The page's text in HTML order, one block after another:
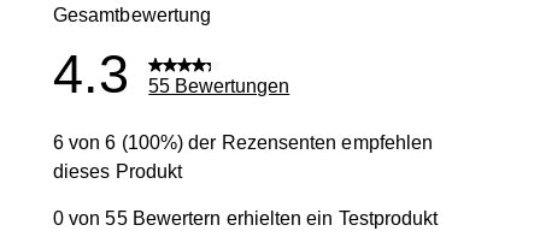
Gesamtbewertung
4.3 55 Bewertungen
6 von 6 (100%) der Rezensenten empfehlen
dieses Produkt
0 von 55 Bewertern erhielten ein Testprodukt